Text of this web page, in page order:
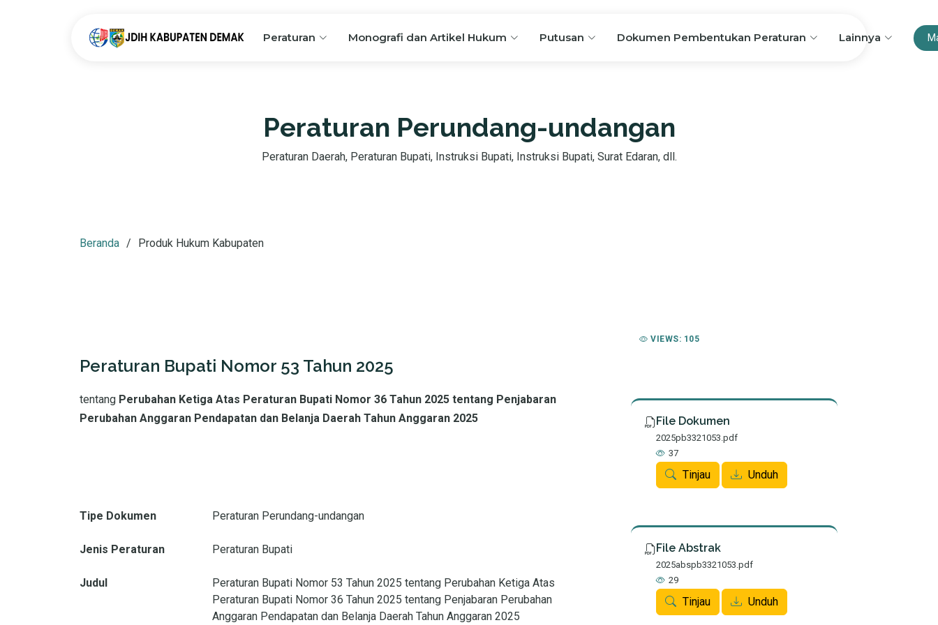
Peraturan Monografi dan Artikel Hukum Putusan Dokumen Pembentukan Peraturan Lainnya
Peraturan Perundang-undangan
Peraturan Daerah, Peraturan Bupati, Instruksi Bupati, Instruksi Bupati, Surat Edaran, dll.
Beranda Produk Hukum Kabupaten
Peraturan Bupati Nomor 53 Tahun 2025
tentang Perubahan Ketiga Atas Peraturan Bupati Nomor 36 Tahun 2025 tentang Penjabaran
Perubahan Anggaran Pendapatan dan Belanja Daerah Tahun Anggaran 2025
Tipe Dokumen Peraturan Perundang-undangan
Jenis Peraturan Peraturan Bupati
Judul
Peraturan Bupati Nomor 53 Tahun 2025 tentang Perubahan Ketiga Atas
Peraturan Bupati Nomor 36 Tahun 2025 tentang Penjabaran Perubahan
Anggaran Pendapatan dan Belanja Daerah Tahun Anggaran 2025
VIEWS: 105
File Dokumen
2025pb3321053.pdf
37
Tinjau Unduh
File Abstrak
2025abspb3321053.pdf
29
Tinjau Unduh